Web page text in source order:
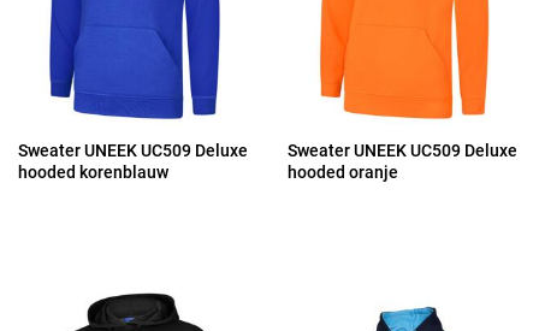
Sweater UNEEK UC509 Deluxe
hooded korenblauw
Sweater UNEEK UC509 Deluxe
hooded oranje